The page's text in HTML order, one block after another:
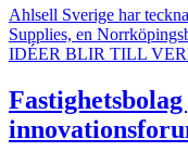
Ahlsell Sverige har
Supplies, en
IDÉER BLIR TILL